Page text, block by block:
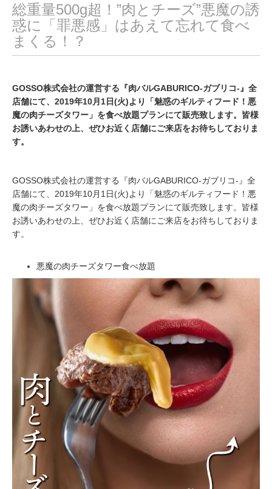
総重量500g超！”肉とチーズ”悪魔の誘
惑に「罪悪感」はあえて忘れて食べ
まくる！？
GOSSO株式会社の運営する『肉バルGABURICO-ガブリコ-』全
店舗にて、2019年10月1日(火)より「魅惑のギルティフード！悪
魔の肉チーズタワー」を食べ放題プランにて販売致します。皆様
お誘いあわせの上、ぜひお近く店舗にご来店をお待ちしておりま
す。
GOSSO株式会社の運営する『肉バルGABURICO-ガブリコ-』全
店舗にて、2019年10月1日(火)より「魅惑のギルティフード！悪
魔の肉チーズタワー」を食べ放題プランにて販売致します。皆様
お誘いあわせの上、ぜひお近く店舗にご来店をお待ちしておりま
す。
悪魔の肉チーズタワー食べ放題